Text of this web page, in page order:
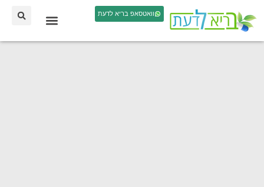
וואטסאפ בריא לדעת